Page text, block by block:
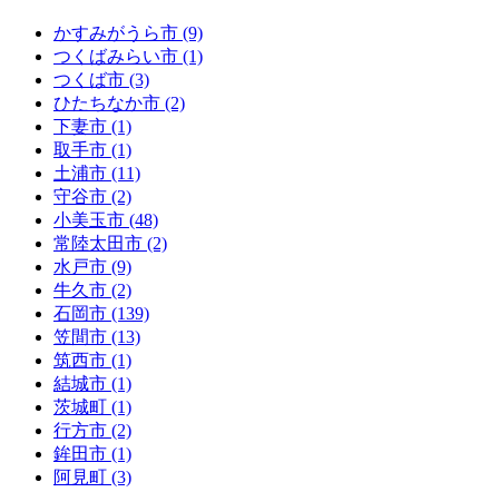
かすみがうら市 (9)
つくばみらい市 (1)
つくば市 (3)
ひたちなか市 (2)
下妻市 (1)
取手市 (1)
土浦市 (11)
守谷市 (2)
小美玉市 (48)
常陸太田市 (2)
水戸市 (9)
牛久市 (2)
石岡市 (139)
笠間市 (13)
筑西市 (1)
結城市 (1)
茨城町 (1)
行方市 (2)
鉾田市 (1)
阿見町 (3)